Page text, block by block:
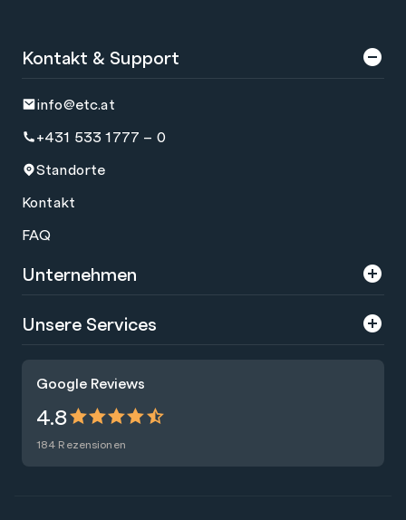
Google Reviews
4.8
184 Rezensionen
Kontakt & Support
info@etc.at
+431 533 1777 – 0
Standorte
Kontakt
FAQ
Unternehmen
Über uns
Presse
Nachhaltigkeit
Blog
Unsere Services